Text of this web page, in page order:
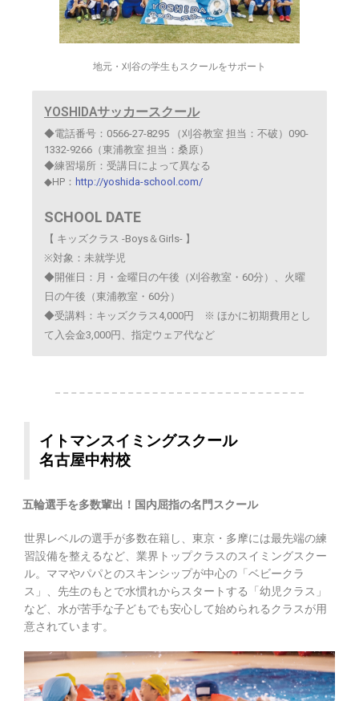
地元・刈谷の学生もスクールをサポート
YOSHIDAサッカースクール
◆電話番号：0566-27-8295 （刈谷教室 担当：不破）090-
1332-9266（東浦教室 担当：桑原）
◆練習場所：受講日によって異なる
◆HP： http://yoshida-school.com/
SCHOOL DATE
【 キッズクラス -Boys＆Girls- 】
※対象：未就学児
◆開催日：月・金曜日の午後（刈谷教室・60分）、火曜
日の午後（東浦教室・60分）
◆受講料：キッズクラス4,000円
※ ほかに初期費用とし
て入会金3,000円、指定ウェア代など
イトマンスイミングスクール
名古屋中村校
五輪選手を多数輩出！国内屈指の名門スクール
世界レベルの選手が多数在籍し、東京・多摩には最先端の練
習設備を整えるなど、業界トップクラスのスイミングスクー
ル。ママやパパとのスキンシップが中心の「ベビークラ
ス」、先生のもとで水慣れからスタートする「幼児クラス」
など、水が苦手な子どもでも安心して始められるクラスが用
意されています。